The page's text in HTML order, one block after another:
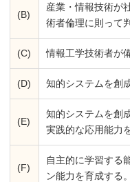
(B)
産業・情報技術が
術者倫理に則って
(C) 情報工学技術者が
(D) 知的システムを創
(E)
知的システムを創
実践的な応用能力
(F)
自主的に学習する
ン能力を育成する。